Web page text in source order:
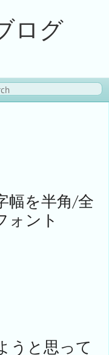
ログ
幅を半角/全
ォント
うと思って